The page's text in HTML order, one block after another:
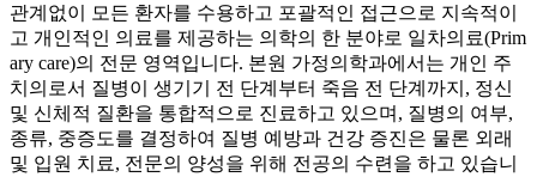
관계없이 모든 환자를 수용하고 포괄적인 접근으로 지속적이
고 개인적인 의료를 제공하는 의학의 한 분야로 일차의료(Prim
ary care)의 전문 영역입니다. 본원 가정의학과에서는 개인 주
치의로서 질병이 생기기 전 단계부터 죽음 전 단계까지, 정신
및 신체적 질환을 통합적으로 진료하고 있으며, 질병의 여부,
종류, 중증도를 결정하여 질병 예방과 건강 증진은 물론 외래
및 입원 치료, 전문의 양성을 위해 전공의 수련을 하고 있습니